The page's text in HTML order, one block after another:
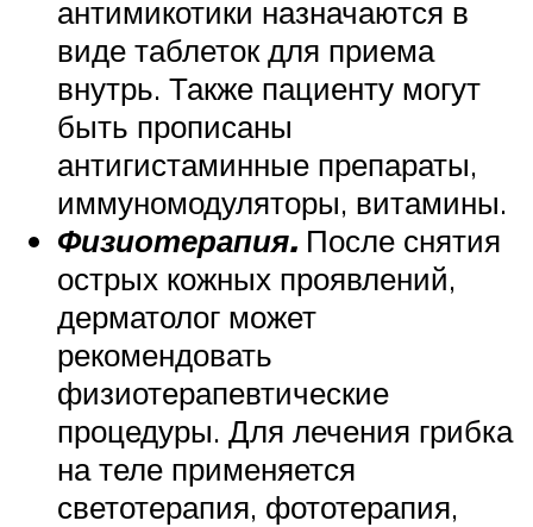
антимикотики назначаются в
виде таблеток для приема
внутрь. Также пациенту могут
быть прописаны
антигистаминные препараты,
иммуномодуляторы, витамины.
Физиотерапия. После снятия
острых кожных проявлений,
дерматолог может
рекомендовать
физиотерапевтические
процедуры. Для лечения грибка
на теле применяется
светотерапия, фототерапия,